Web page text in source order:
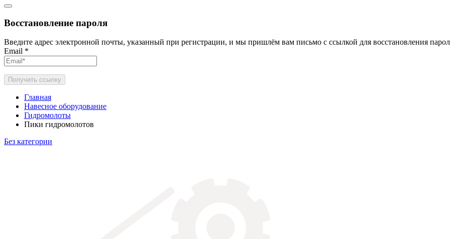
Восстановление пароля
Введите адрес электронной почты, указанный при регистрации, и мы пришлём вам письмо с ссылкой для восстановления
Email *
Получить ссылку
Главная
Навесное оборудование
Гидромолоты
Пики гидромолотов
Без категории